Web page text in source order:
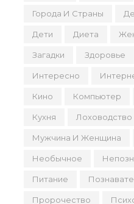
Города И Страны
Дети Диета
Загадки Здоровье
Интересно
Кино Компьютер
Кухня Лоховодство
Мужчина И Женщина
Необычное
Питание
Пророчество